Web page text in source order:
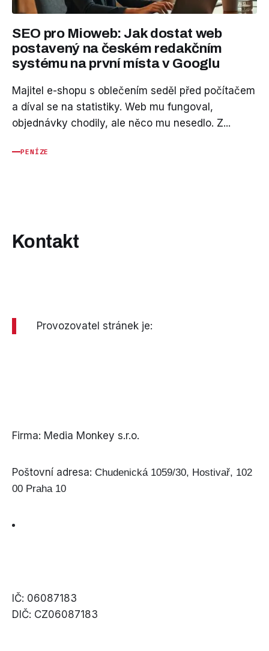
SEO pro Mioweb: Jak dostat web
postavený na českém redakčním
systému na první místa v Googlu
Majitel e-shopu s oblečením seděl před počítačem
a díval se na statistiky. Web mu fungoval,
objednávky chodily, ale něco mu nesedlo. Z...
PENÍZE
Kontakt
Provozovatel stránek je:
Firma: Media Monkey s.r.o.
Poštovní adresa: Chudenická 1059/30, Hostivař, 102
00 Praha 10
IČ: 06087183
DIČ: CZ06087183